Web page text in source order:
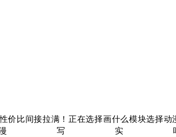
比间接拉满！正在选择画什么模块选择动
写实